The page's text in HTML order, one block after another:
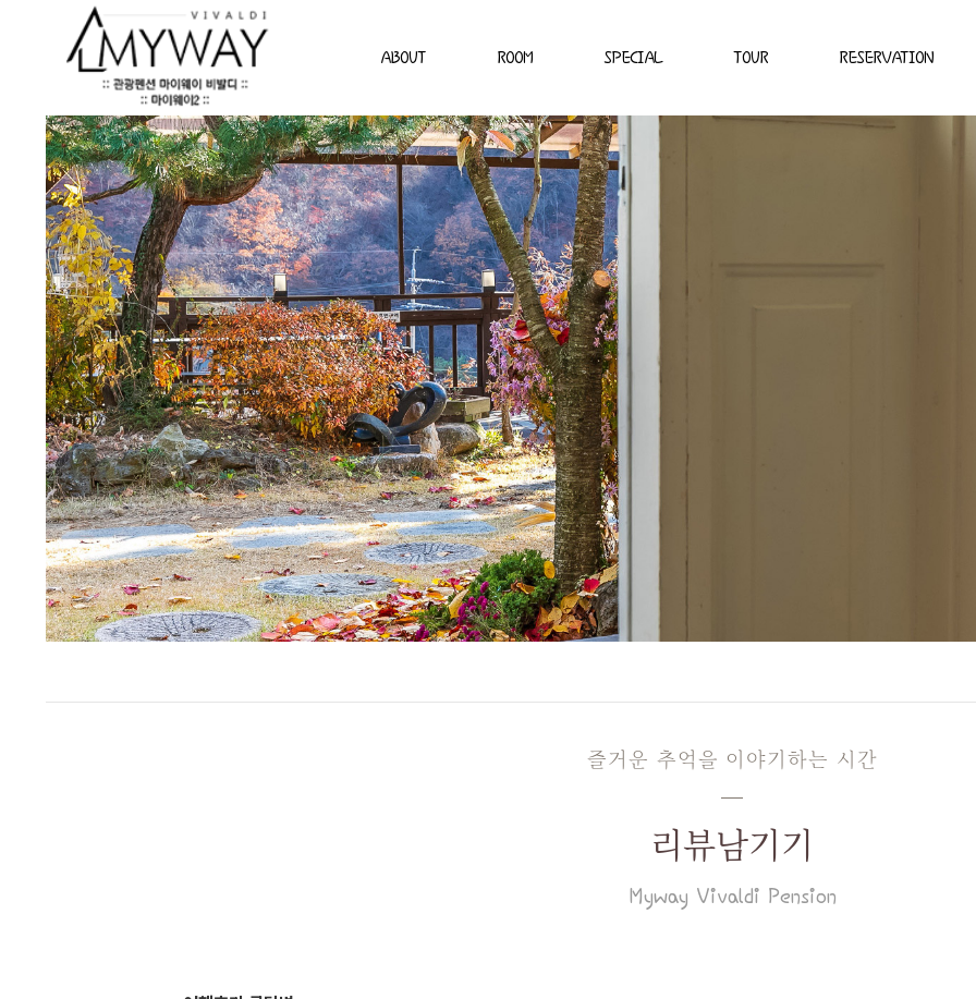
ABOUT ROOM SPECIAL TOUR RESERVATION
즐거운 추억을 이야기하는 시간
리뷰남기기
Myway Vivaldi Pension